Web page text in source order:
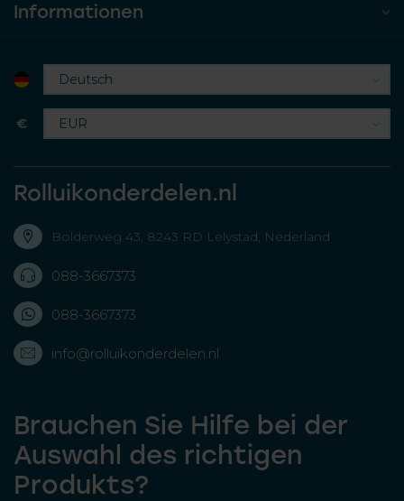
Informationen
€
Rolluikonderdelen.nl
Bolderweg 43, 8243 RD Lelystad, Nederland
088-3667373
088-3667373
info@rolluikonderdelen.nl
Brauchen Sie Hilfe bei der
Auswahl des richtigen
Produkts?